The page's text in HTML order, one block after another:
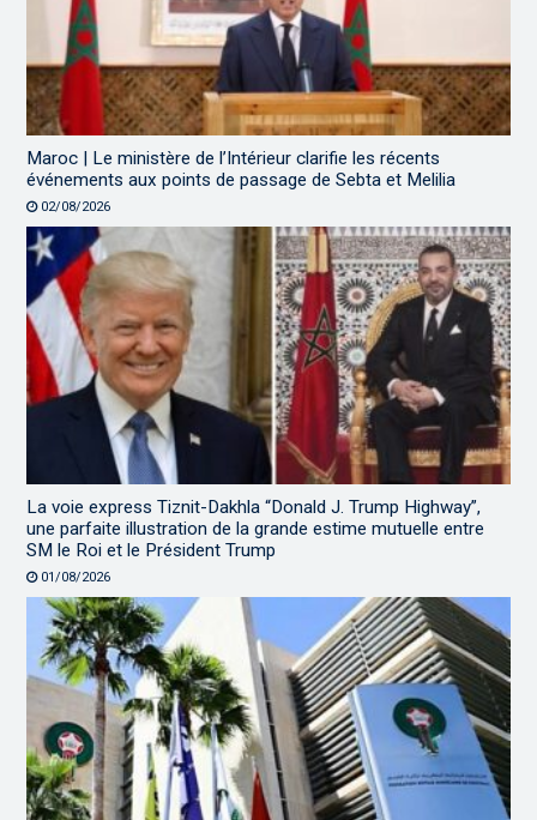
Maroc | Le ministère de l’Intérieur clarifie les récents
événements aux points de passage de Sebta et Melilia
02/08/2026
La voie express Tiznit-Dakhla “Donald J. Trump Highway”,
une parfaite illustration de la grande estime mutuelle entre
SM le Roi et le Président Trump
01/08/2026